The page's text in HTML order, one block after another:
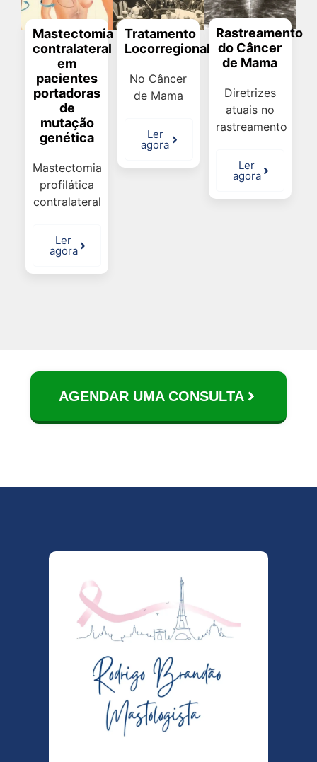
Mastectomia
contralateral
em
pacientes
portadoras
de
mutação
genética
Mastectomia
profilática
contralateral
Ler
agora
Tratamento
Locorregional
No Câncer
de Mama
Ler
agora
Rastreamento
do Câncer
de Mama
Diretrizes
atuais no
rastreamento
Ler
agora
AGENDAR UMA CONSULTA